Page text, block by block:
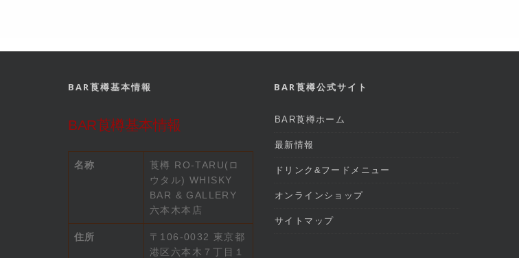
BAR莨樽基本情報
BAR莨樽基本情報
名称
莨樽 RO-TARU(ロ
ウタル) WHISKY
BAR & GALLERY
六本木本店
住所
〒106-0032 東京都
港区六本木７丁目１
BAR莨樽公式サイト
BAR莨樽ホーム
最新情報
ドリンク&フードメニュー
オンラインショップ
サイトマップ